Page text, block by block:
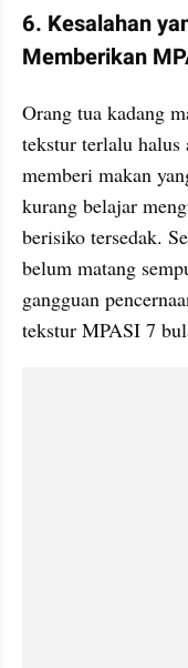
6. Kesalahan
Memberikan
Orang tua kadang
tekstur terlalu
memberi makan
kurang belajar
berisiko tersedak.
belum matang
gangguan
tekstur MPASI 7